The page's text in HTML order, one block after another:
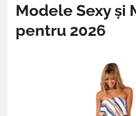
Modele Sexy și
pentru 2026